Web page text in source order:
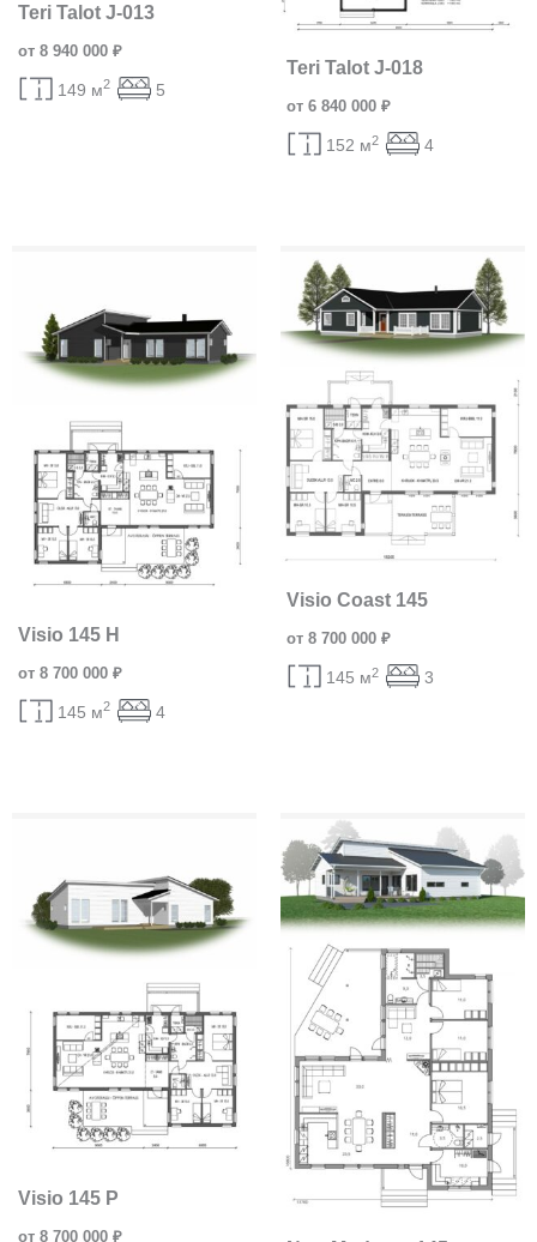
Teri Talot J-013
от 8 940 000 ₽
149 м2 5
Teri Talot J-018
от 6 840 000 ₽
152 м2 4
Visio 145 H
от 8 700 000 ₽
145 м2 4
Visio Coast 145
от 8 700 000 ₽
145 м2 3
Visio 145 P
от 8 700 000 ₽